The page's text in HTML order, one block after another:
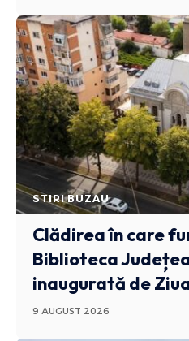
STIRI BUZAU
Clădirea în care
Biblioteca
inaugurată de
9 AUGUST 2026